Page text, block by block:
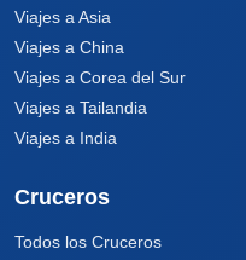
Viajes a Asia
Viajes a China
Viajes a Corea del Sur
Viajes a Tailandia
Viajes a India
Cruceros
Todos los Cruceros